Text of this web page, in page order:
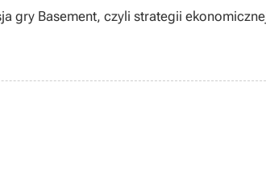
gry Basement, czyli strategii